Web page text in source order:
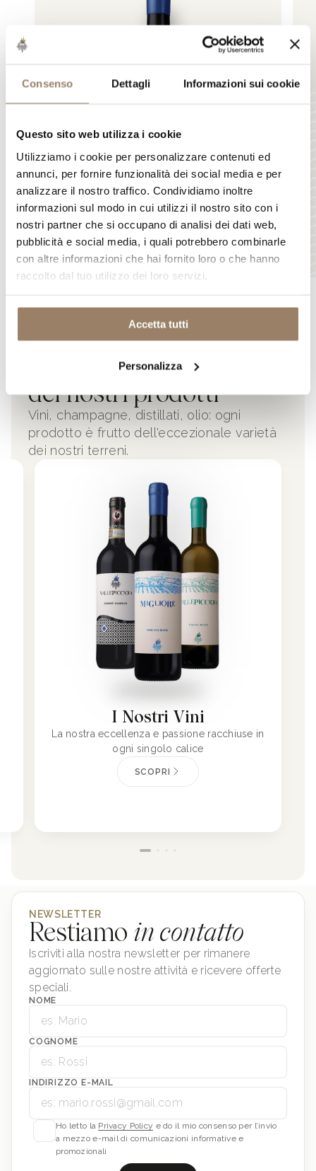
Consenso Dettagli Informazioni sui cookie
Questo sito web utilizza i cookie
Utilizziamo i cookie per personalizzare contenuti ed
annunci, per fornire funzionalità dei social media e per
analizzare il nostro traffico. Condividiamo inoltre
informazioni sul modo in cui utilizzi il nostro sito con i
nostri partner che si occupano di analisi dei dati web,
pubblicità e social media, i quali potrebbero combinarle
con altre informazioni che hai fornito loro o che hanno
raccolto dal tuo utilizzo dei loro servizi.
Accetta tutti
Personalizza
la diversità unica
dei nostri prodotti
Vini, champagne, distillati, olio: ogni
prodotto è frutto dell'eccezionale varietà
dei nostri terreni.
I Nostri Vini
La nostra eccellenza e passione racchiuse in
ogni singolo calice
SCOPRI
NEWSLETTER
Restiamo in contatto
Iscriviti alla nostra newsletter per rimanere
aggiornato sulle nostre attività e ricevere offerte
speciali.
NOME
COGNOME
INDIRIZZO E-MAIL
Ho letto la Privacy Policy e do il mio consenso per l’invio
a mezzo e-mail di comunicazioni informative e
promozionali